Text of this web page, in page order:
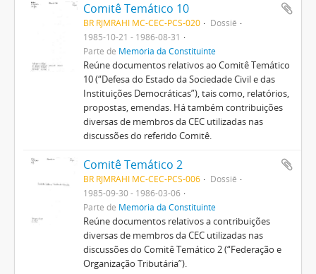
Comitê Temático 10
BR RJMRAHI MC-CEC-PCS-020
Dossiê
1985-10-21 - 1986-08-31
Parte de Memória da Constituinte
Reúne documentos relativos ao Comitê Temático
10 (“Defesa do Estado da Sociedade Civil e das
Instituições Democráticas”), tais como, relatórios,
propostas, emendas. Há também contribuições
diversas de membros da CEC utilizadas nas
discussões do referido Comitê.
Comitê Temático 2
BR RJMRAHI MC-CEC-PCS-006
Dossiê
1985-09-30 - 1986-03-06
Parte de Memória da Constituinte
Reúne documentos relativos a contribuições
diversas de membros da CEC utilizadas nas
discussões do Comitê Temático 2 (“Federação e
Organização Tributária”).